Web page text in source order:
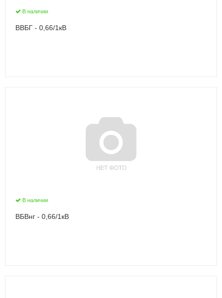
В наличии
ВВБГ - 0,66/1кВ
В наличии
ВБВнг - 0,66/1кВ